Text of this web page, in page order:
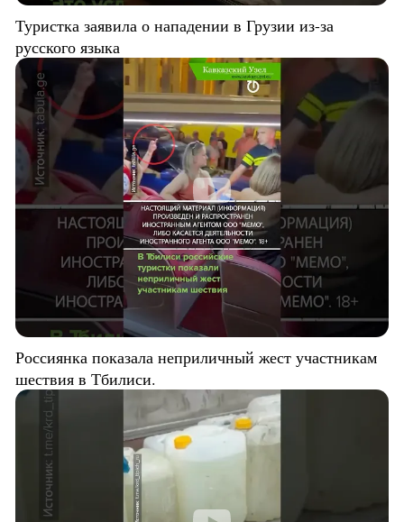
Туристка заявила о нападении в Грузии из-за
русского языка
Россиянка показала неприличный жест участникам
шествия в Тбилиси.